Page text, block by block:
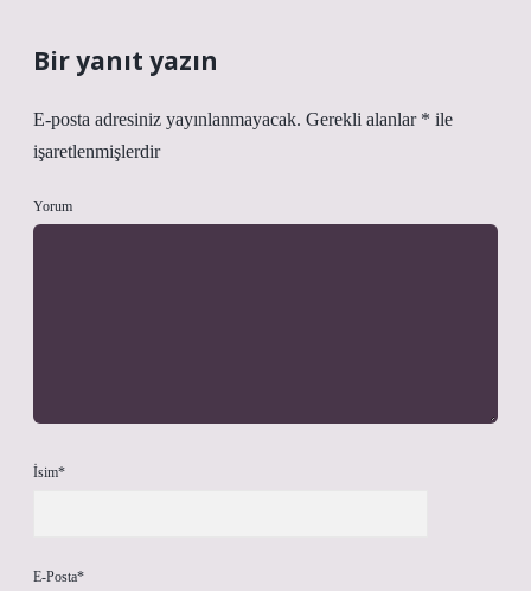
Bir yanıt yazın
E-posta adresiniz yayınlanmayacak. Gerekli alanlar * ile
işaretlenmişlerdir
Yorum
İsim*
E-Posta*